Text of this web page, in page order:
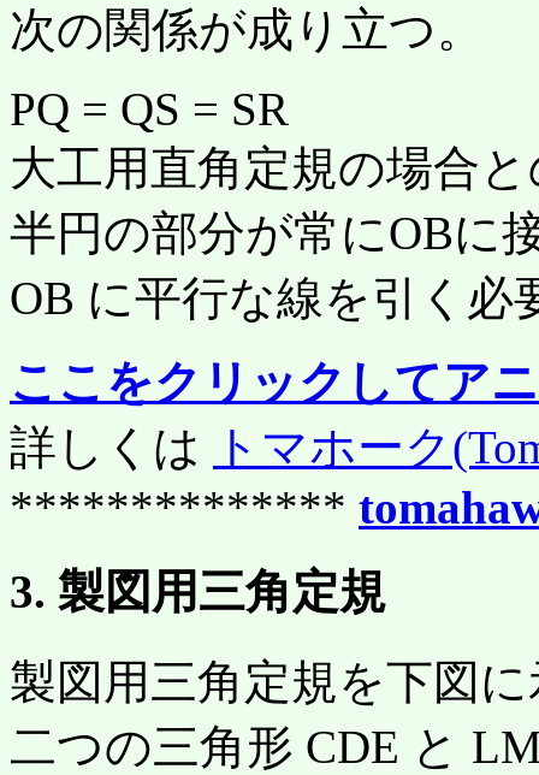
次の関係が成り立つ。
PQ = QS = SR
大工用直角定規の場合
半円の部分が常にOBに
OB に平行な線を引く
ここをクリックしてア
詳しくは
トマホーク
**************
3. 製図用三角定規
製図用三角定規を下図
二つの三角形 CDE と